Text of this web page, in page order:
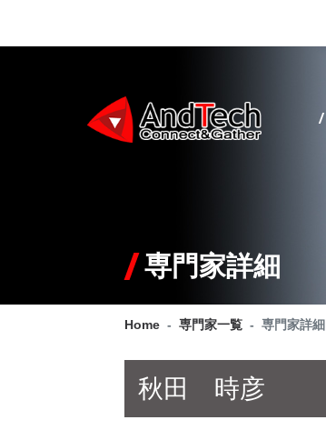
専門家詳細
Home 専門家一覧 専門家詳細
秋田 時彦